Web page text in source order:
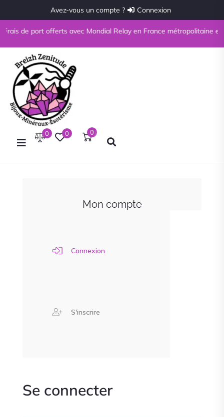
Avez-vous un compte ? Connexion
Frais de port offerts avec Mondial Relay en France métropolitaine et
0 0 0
Mon compte
Connexion
S'inscrire
Se connecter